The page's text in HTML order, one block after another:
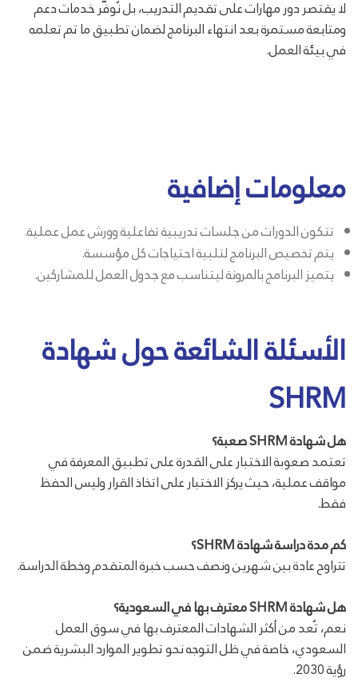
لا يقتصر دور مهارات على تقديم التدريب، بل نُوفّر خدمات دعم
ومتابعة مستمرة بعد انتهاء البرنامج لضمان تطبيق ما تم تعلمه
في بيئة العمل.
معلومات إضافية
تتكون الدورات من جلسات تدريبية تفاعلية وورش عمل عملية.
يتم تخصيص البرنامج لتلبية احتياجات كل مؤسسة.
يتميز البرنامج بالمرونة ليتناسب مع جدول العمل للمشاركين.
الأسئلة الشائعة حول شهادة
SHRM
هل شهادة SHRM صعبة؟
تعتمد صعوبة الاختبار على القدرة على تطبيق المعرفة في
مواقف عملية، حيث يركز الاختبار على اتخاذ القرار وليس الحفظ
فقط.
كم مدة دراسة شهادة SHRM؟
تتراوح عادة بين شهرين ونصف حسب خبرة المتقدم وخطة الدراسة.
هل شهادة SHRM معترف بها في السعودية؟
نعم، تُعد من أكثر الشهادات المعترف بها في سوق العمل
السعودي، خاصة في ظل التوجه نحو تطوير الموارد البشرية ضمن
رؤية 2030.